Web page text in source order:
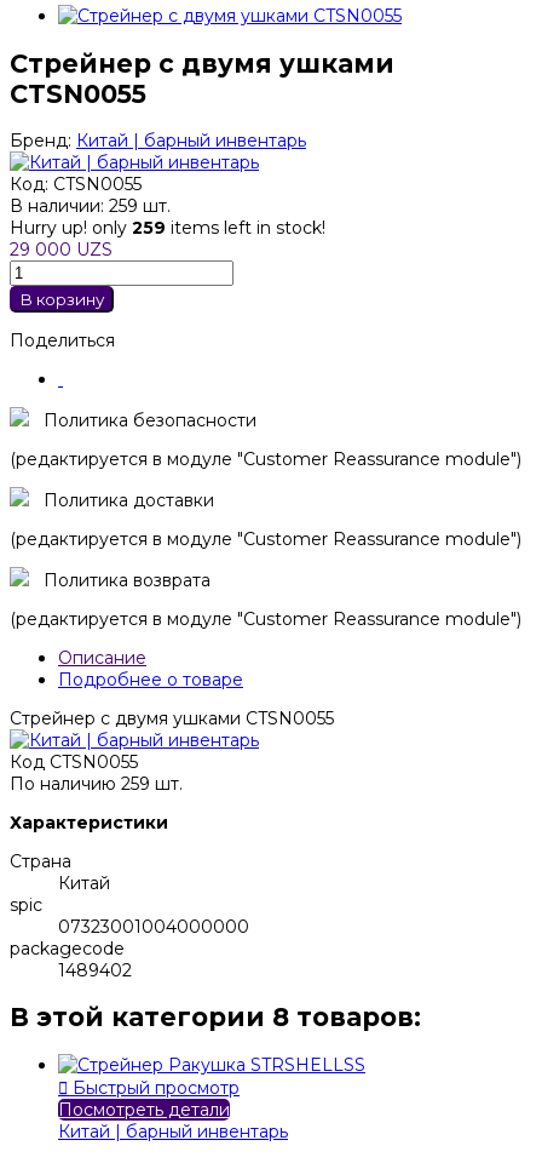
Стрейнер с двумя ушками
CTSN0055
Бренд: Китай | барный инвентарь
Код: CTSN0055
В наличии: 259 шт.
Hurry up! only 259 items left in stock!
29 000 UZS
В корзину
Поделиться
Политика безопасности
(редактируется в модуле "Customer Reassurance module")
Политика доставки
(редактируется в модуле "Customer Reassurance module")
Политика возврата
(редактируется в модуле "Customer Reassurance module")
Описание
Подробнее о товаре
Стрейнер с двумя ушками CTSN0055
Код CTSN0055
По наличию 259 шт.
Характеристики
Страна
Китай
spic
07323001004000000
packagecode
1489402
В этой категории 8 товаров:
 Быстрый просмотр
Посмотреть детали
Китай | барный инвентарь